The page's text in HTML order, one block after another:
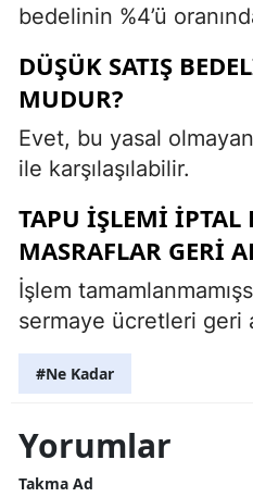
bedelinin %4’ü
DÜŞÜK SATIŞ
MUDUR?
Evet, bu yasal
ile karşılaşılabilir.
TAPU IŞLEMI IPTAL
MASRAFLAR GERI
İşlem
sermaye ücretleri geri
#Ne Kadar
Yorumlar
Takma Ad